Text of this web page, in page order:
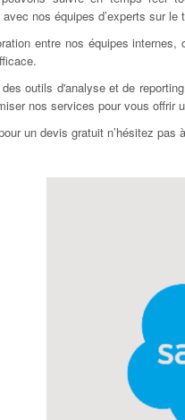
nos équipes d’experts sur
entre nos équipes
outils d'analyse et de
nos services pour vous offrir
un devis gratuit n’hésitez